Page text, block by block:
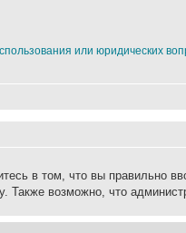
или юридических
в том, что вы правильно
Также возможно, что